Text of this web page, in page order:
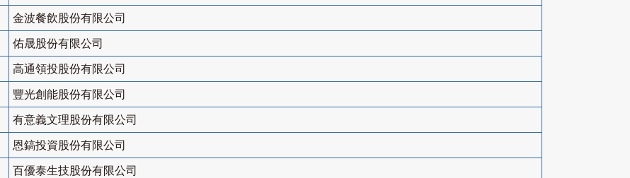
金波餐飲股份有限公司
佑晟股份有限公司
高通領投股份有限公司
豐光創能股份有限公司
有意義文理股份有限公司
恩鎬投資股份有限公司
百優泰生技股份有限公司